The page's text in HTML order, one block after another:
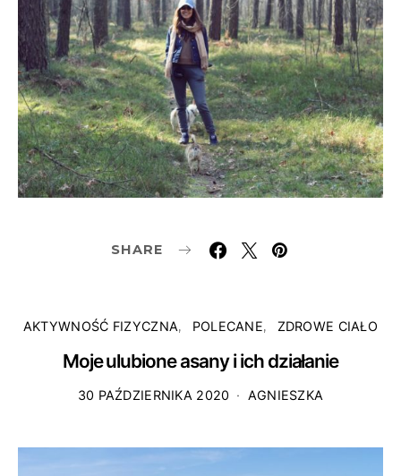
SHARE
AKTYWNOŚĆ FIZYCZNA POLECANE ZDROWE CIAŁO
Moje ulubione asany i ich działanie
30 PAŹDZIERNIKA 2020 AGNIESZKA